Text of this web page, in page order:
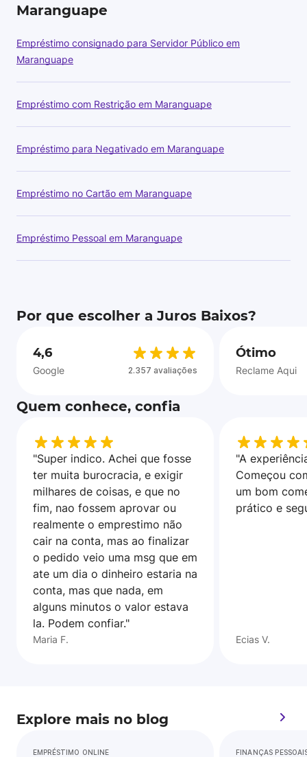
Maranguape
Empréstimo consignado para Servidor Público em
Maranguape
Empréstimo com Restrição em Maranguape
Empréstimo para Negativado em Maranguape
Empréstimo no Cartão em Maranguape
Empréstimo Pessoal em Maranguape
Por que escolher a Juros Baixos?
4,6
Google 2.357 avaliações
Ótimo
Reclame Aqui
Quem conhece, confia
"Super indico. Achei que fosse
ter muita burocracia, e exigir
milhares de coisas, e que no
fim, nao fossem aprovar ou
realmente o emprestimo não
cair na conta, mas ao finalizar
o pedido veio uma msg que em
ate um dia o dinheiro estaria na
conta, mas que nada, em
alguns minutos o valor estava
la. Podem confiar."
Maria F.
"A
Começou
um bom
prático e
Ecias V.
Explore mais no blog
EMPRÉSTIMO ONLINE FINANÇAS